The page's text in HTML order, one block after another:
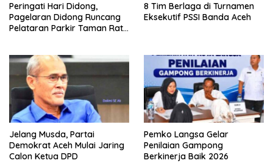
Peringati Hari Didong,
Pagelaran Didong Runcang
Pelataran Parkir Taman Ratu
8 Tim Berlaga di Turnamen
Eksekutif PSSI Banda Aceh
Jelang Musda, Partai
Demokrat Aceh Mulai Jaring
Calon Ketua DPD
Pemko Langsa Gelar
Penilaian Gampong
Berkinerja Baik 2026